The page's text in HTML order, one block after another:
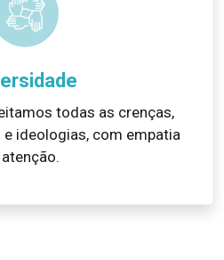
todas as crenças,
e ideologias, com empatia
atenção.